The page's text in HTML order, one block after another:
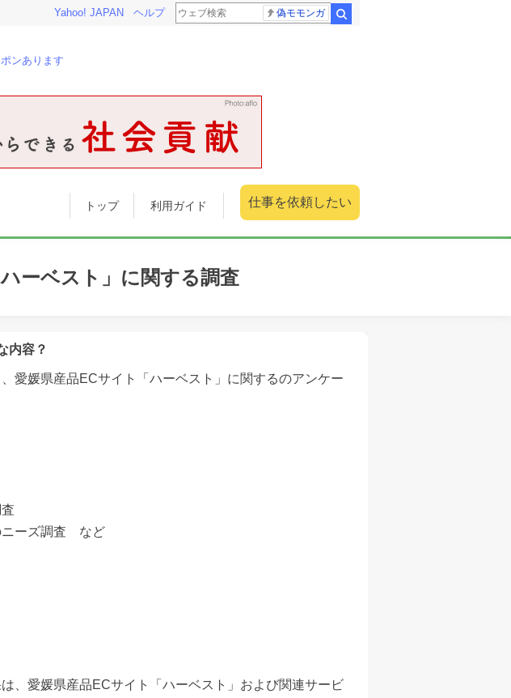
Yahoo! JAPAN ヘルプ 偽モモンガ
ンあります
トップ 利用ガイド 仕事を依頼したい
ーベスト」に関する調査
内容？
愛媛県産品ECサイト「ハーベスト」に関するのアンケー
ニーズ調査 など
、愛媛県産品ECサイト「ハーベスト」および関連サービ